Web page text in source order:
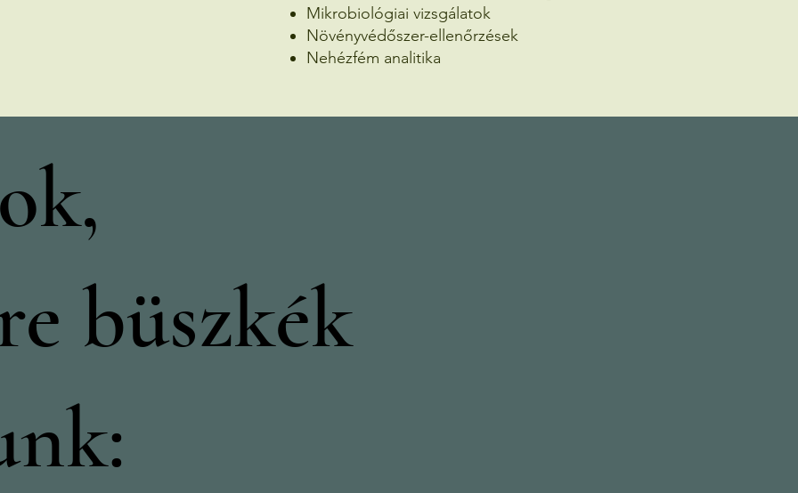
Mikrobiológiai vizsgálatok
Növényvédőszer-ellenőrzések
Nehézfém analitika
büszkék